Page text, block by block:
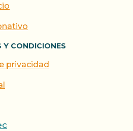
Y CONDICIONES
privacidad